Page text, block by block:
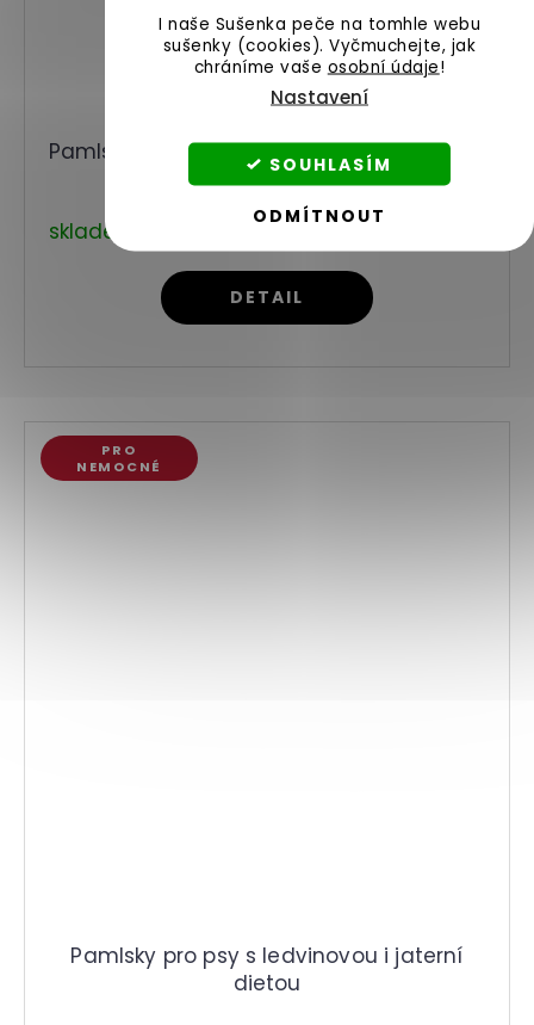
I naše Sušenka peče na tomhle webu
sušenky (cookies).Vyčmuchejte, jak
chráníme vaše osobní údaje!
Nastavení
ODMÍTNOUT
SOUHLASÍM
Pamlsky se skořicí pro psy s jaterní dietou
skladem
DETAIL
PRO
NEMOCNÉ
Pamlsky pro psy s ledvinovou i jaterní
dietou